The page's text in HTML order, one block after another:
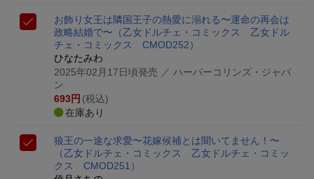
お飾り女王は隣国王子の熱愛に溺れる〜運命の再会は
政略結婚で〜 （乙女ドルチェ・コミックス 乙女ドル
チェ・コミックス CMOD252）
ひなたみわ
2025年02月17日頃発売 ／ ハーパーコリンズ・ジャパ
ン
693円 (税込)
在庫あり
狼王の一途な求愛〜花嫁候補とは聞いてません！〜
（乙女ドルチェ・コミックス 乙女ドルチェ・コミッ
クス CMOD251）